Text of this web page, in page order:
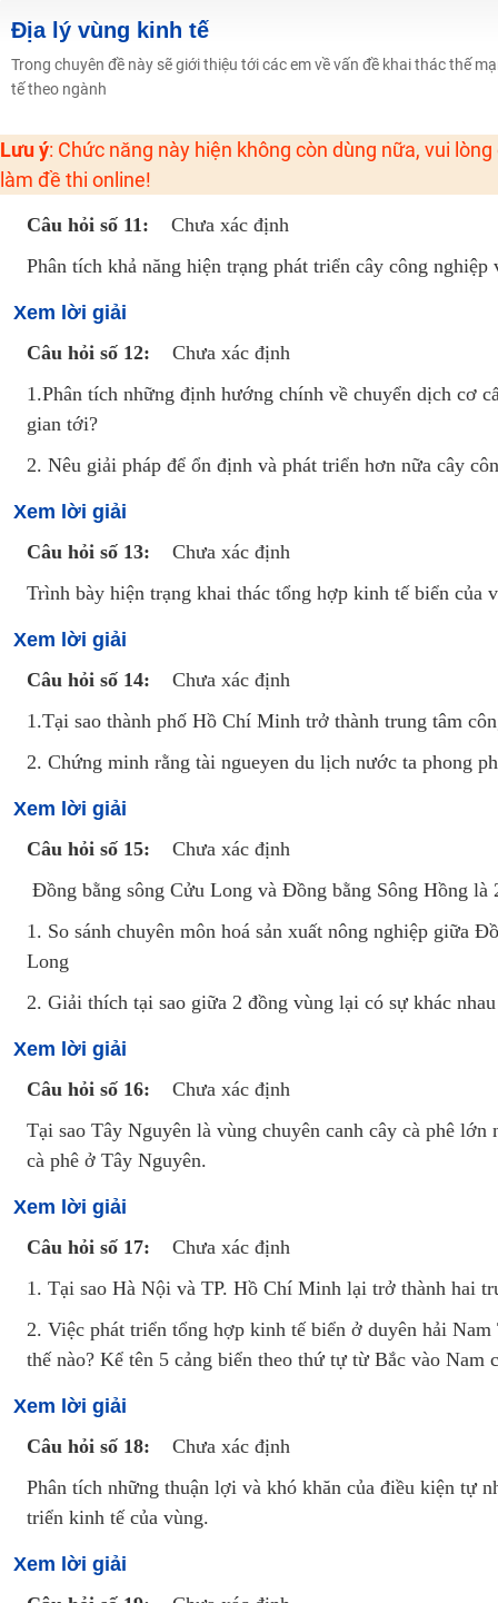
2K6! Lộ Trình Sun 2024 - Ba bước luyện thi TN THPT - ĐH ít nhất 25 điểm
Hot! Lễ hội đồng giá 449K - 499K toàn bộ khoá học tại Tuyensinh247
Khuyến Mãi Khoá Học 1K Chỉ Từ 11-13/09/2024
Khai giảng các khóa lớp 9 Toán - Lý - Hóa - Văn - Anh năm 2018
Khai giảng khóa Ngữ văn 7 - xây nền vững chắc cho tương lai!
Luyện thi vào lớp 10 môn Toán, Văn, Hóa, Anh, Lý với giáo viên giỏi và nổi
Địa lý vùng kinh tế
Trong chuyên đề này sẽ giới thiệu tới các em về vấn đề khai thác thế
tế theo ngành
Lưu ý: Chức năng này hiện không còn dùng nữa, vui
làm đề thi online!
Câu hỏi số 11:
Chưa xác định
Phân tích khả năng hiện trạng phát triển cây công
Xem lời giải
Câu hỏi số 12:
Chưa xác định
1.Phân tích những định hướng chính về chuyển dịch cơ
gian tới?
2. Nêu giải pháp để ổn định và phát triển hơn nữa cây
Xem lời giải
Câu hỏi số 13:
Chưa xác định
Trình bày hiện trạng khai thác tổng hợp kinh tế biển của
Xem lời giải
Câu hỏi số 14:
Chưa xác định
1.Tại sao thành phố Hồ Chí Minh trở thành trung tâm
2. Chứng minh rằng tài ngueyen du lịch nước ta phong
Xem lời giải
Câu hỏi số 15:
Chưa xác định
Đồng bằng sông Cửu Long và Đồng bằng Sông Hồng
1. So sánh chuyên môn hoá sản xuất nông nghiệp giữa
Long
2. Giải thích tại sao giữa 2 đồng vùng lại có sự khác
Xem lời giải
Câu hỏi số 16:
Chưa xác định
Tại sao Tây Nguyên là vùng chuyên canh cây cà phê
cà phê ở Tây Nguyên.
Xem lời giải
Câu hỏi số 17:
Chưa xác định
1. Tại sao Hà Nội và TP. Hồ Chí Minh lại trở thành hai
2. Việc phát triển tổng hợp kinh tế biển ở duyên hải
thế nào? Kể tên 5 cảng biển theo thứ tự từ Bắc vào Nam
Xem lời giải
Câu hỏi số 18:
Chưa xác định
Phân tích những thuận lợi và khó khăn của điều kiện tự
triển kinh tế của vùng.
Xem lời giải